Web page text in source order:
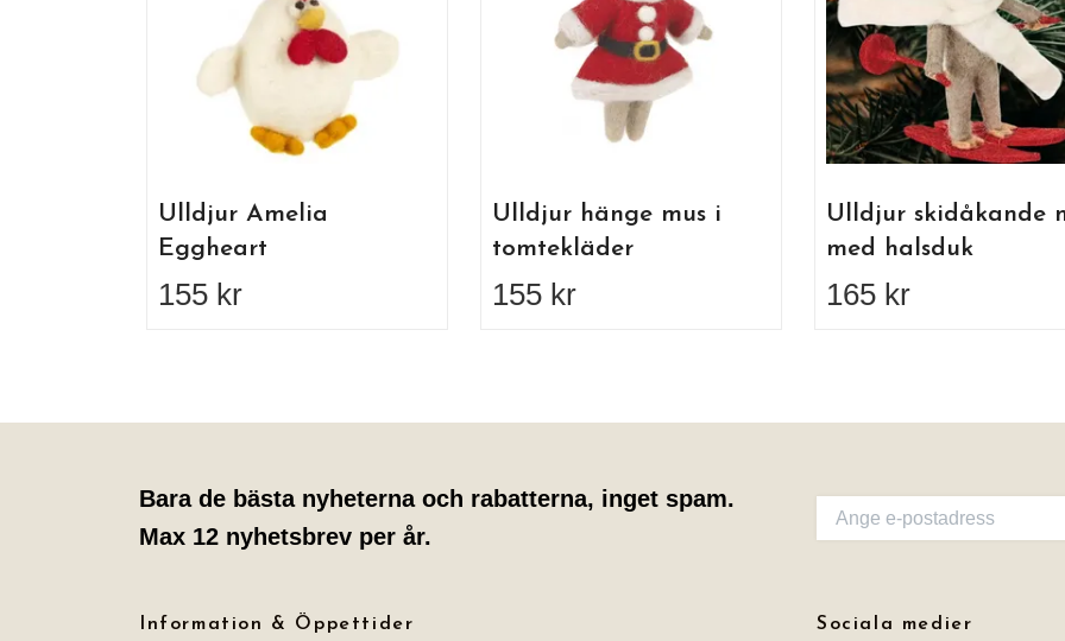
Ulldjur Amelia
Eggheart
155 kr
Ulldjur hänge mus i
tomtekläder
155 kr
Ulldjur skidåkande
med halsduk
165 kr
Bara de bästa nyheterna och rabatterna, inget spam.
Max 12 nyhetsbrev per år.
Information & Öppettider Sociala medier